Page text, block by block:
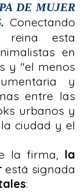
DE MUJER
Conectando
reina esta
en
y "el menos
y
entre las
urbanos y
ciudad y el
la firma, la
está signada
: